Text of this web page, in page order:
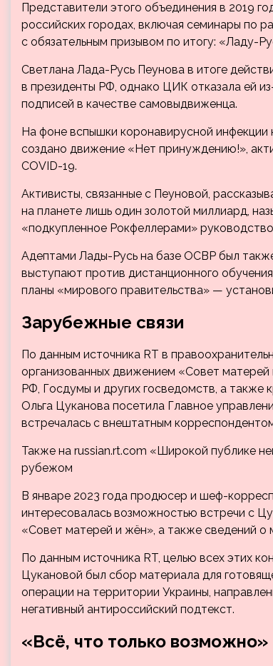
Представители этого объединения в 2019
российских городах, включая семинары по
с обязательным призывом по итогу: «Ладу-
Светлана Лада-Русь Пеунова в итоге
в президенты РФ, однако ЦИК отказала ей
подписей в качестве самовыдвиженца.
На фоне вспышки коронавирусной
создано движение «Нет принуждению!»,
COVID-19.
Активисты, связанные с Пеуновой,
на планете лишь один золотой миллиард,
«подкупленное Рокфеллерами»
Адептами Лады-Русь на базе ОСВР был
выступают против дистанционного
планы «мирового правительства» —
Зарубежные связи
По данным источника RT в
организованных движением «Совет
РФ, Госдумы и других госведомств, а также
Ольга Цуканова посетила Главное
встречалась с внештатным
Также на russian.rt.com «Широкой публике
рубежом
В январе 2023 года продюсер и шеф-
интересовалась возможностью встречи с
«Совет матерей и жён», а также сведений о
По данным источника RT, целью всех этих
Цукановой был сбор материала для
операции на территории Украины,
негативный антироссийский подтекст.
«Всё, что только возможно»